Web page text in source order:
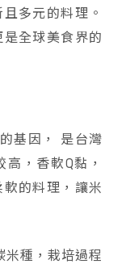
多元的料理。
全球美食界的
基因， 是台灣
，香軟Q黏，
的料理，讓米
米種，栽培過程